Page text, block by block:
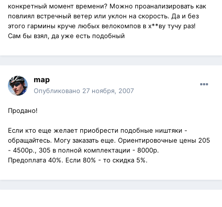
конкретный момент времени? Можно проанализировать как
повлиял встречный ветер или уклон на скорость. Да и без
этого гармины круче любых велокомпов в х**ву тучу раз!
Сам бы взял, да уже есть подобный
map
Опубликовано 27 ноября, 2007
Продано!
Если кто еще желает приобрести подобные ништяки -
обращайтесь. Могу заказать еще. Ориентировочные цены 205
- 4500р., 305 в полной комплектации - 8000р.
Предоплата 40%. Если 80% - то скидка 5%.